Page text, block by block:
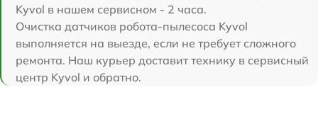
Kyvol в нашем сервисном - 2 часа.
Очистка датчиков робота-пылесоса Kyvol
выполняется на выезде, если не требует сложного
ремонта. Наш курьер доставит технику в сервисный
центр Kyvol и обратно.